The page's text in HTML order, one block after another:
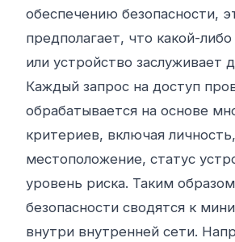
обеспечению безопасности,
предполагает, что какой-
или устройство заслуживает
Каждый запрос на доступ
обрабатывается на основе
критериев, включая личность,
местоположение, статус
уровень риска. Таким
безопасности сводятся к
внутри внутренней сети.